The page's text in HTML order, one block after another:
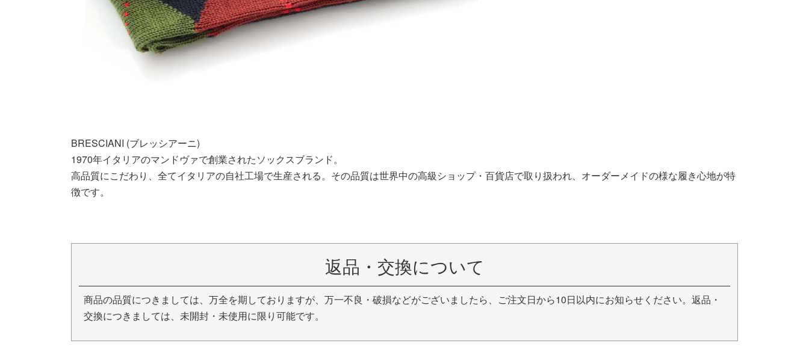
BRESCIANI (ブレッシアーニ)
1970年イタリアのマンドヴァで創業されたソックスブランド。
高品質にこだわり、全てイタリアの自社工場で生産される。その品質は世界中の高級ショップ・百貨店で取り扱われ、オーダーメイドの様な履き心地が特
徴です。
返品・交換について
商品の品質につきましては、万全を期しておりますが、万一不良・破損などがございましたら、ご注文日から10日以内にお知らせください。返品・
交換につきましては、未開封・未使用に限り可能です。